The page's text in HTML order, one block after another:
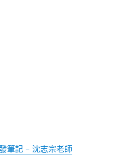
筆記 - 沈志宗老師